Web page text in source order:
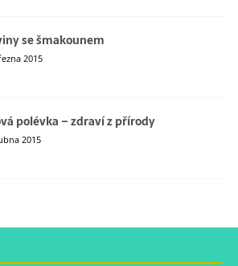
se šmakounem
2015
polévka – zdraví z přírody
2015